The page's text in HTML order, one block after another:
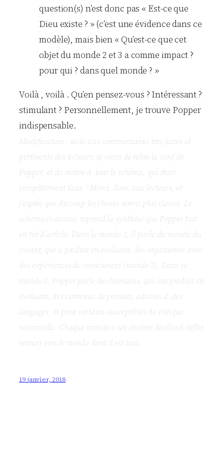
question(s) n’est donc pas « Est-ce que
Dieu existe ? » (c’est une évidence dans ce
modèle), mais bien « Qu’est-ce que cet
objet du monde 2 et 3 a comme impact ?
pour qui ? dans quel monde ? »
Voilà , voilà . Qu’en pensez-vous ? Intéressant ?
stimulant ? Personnellement, je trouve Popper
indispensable.
Modification : suite aux commentaires très justes et
pertinents des lecteurs, je viens de relire la conf de
Popper, et de mettre à jour le schéma, qui était
complètement faux ! Merci, donc aux lecteurs, et
j’espère que du coup les choses seront plus claires. Le
schéma ci-dessus, reprend la synthèse que Popper fait
en fin d’article. Dans le monde 1, il parle du monde du
vivant, qui a produit en évoluant, des organismes avec
des expériences de consciences (monde 2). Dans ce
monde 2, Popper parle des humains, qui ont produit en
évoluant, des contenus de pensées, adossés à des
langages, et pour certains susceptibles de critique
rationnelle. Chaque monde a un énorme feedback (effet
retour) vers le monde dont il est issu.
19 janvier, 2018